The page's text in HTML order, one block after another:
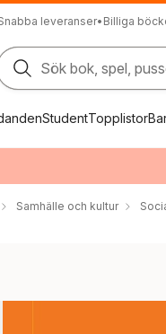
leveranser• Billiga
Sök bok, spel,
StudentTopplistor
Samhälle och kultur